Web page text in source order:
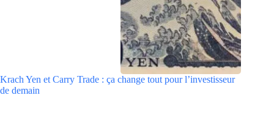
Krach Yen et Carry Trade : ça change tout pour l’investisseur
de demain